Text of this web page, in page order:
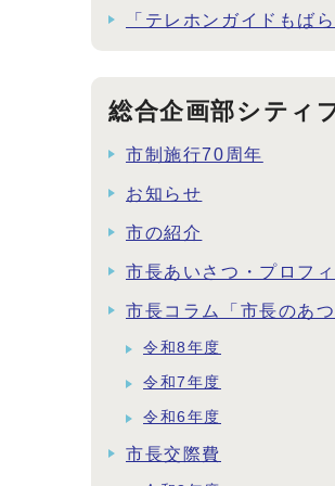
「テレホンガイドもば
総合企画部シティ
市制施行70周年
お知らせ
市の紹介
市長あいさつ・プロフ
市長コラム「市長のあつ
令和8年度
令和7年度
令和6年度
市長交際費